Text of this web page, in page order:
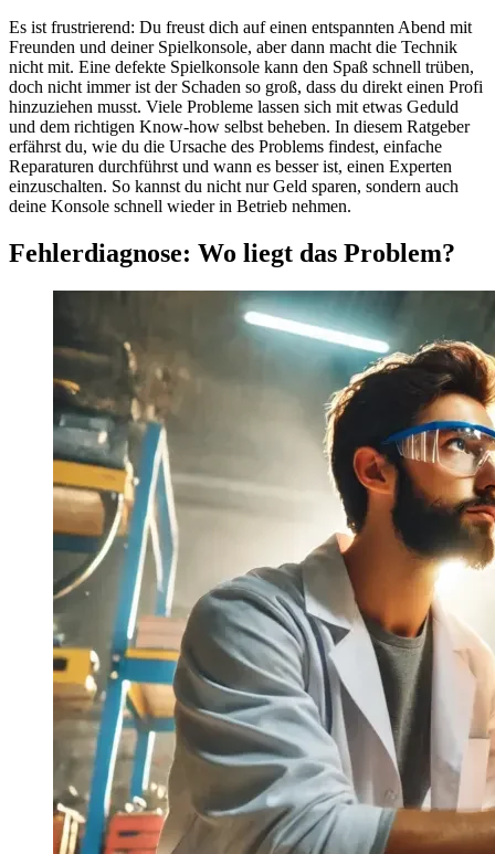
Es ist frustrierend: Du freust dich auf einen entspannten Abend mit
Freunden und deiner Spielkonsole, aber dann macht die Technik
nicht mit. Eine defekte Spielkonsole kann den Spaß schnell trüben,
doch nicht immer ist der Schaden so groß, dass du direkt einen Profi
hinzuziehen musst. Viele Probleme lassen sich mit etwas Geduld
und dem richtigen Know-how selbst beheben. In diesem Ratgeber
erfährst du, wie du die Ursache des Problems findest, einfache
Reparaturen durchführst und wann es besser ist, einen Experten
einzuschalten. So kannst du nicht nur Geld sparen, sondern auch
deine Konsole schnell wieder in Betrieb nehmen.
Fehlerdiagnose: Wo liegt das Problem?